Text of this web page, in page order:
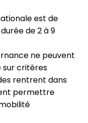
est de
de 2 à 9
ne peuvent
sur critères
rentrent dans
permettre